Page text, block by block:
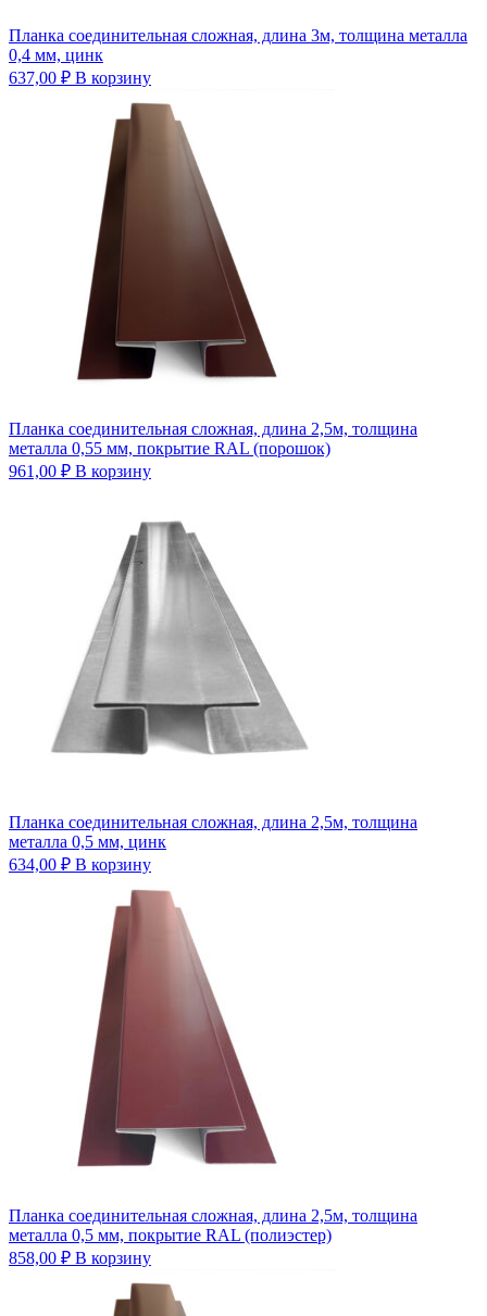
Планка соединительная сложная, длина 3м, толщина металла
0,4 мм, цинк
637,00 ₽ В корзину
Планка соединительная сложная, длина 2,5м, толщина
металла 0,55 мм, покрытие RAL (порошок)
961,00 ₽ В корзину
Планка соединительная сложная, длина 2,5м, толщина
металла 0,5 мм, цинк
634,00 ₽ В корзину
Планка соединительная сложная, длина 2,5м, толщина
металла 0,5 мм, покрытие RAL (полиэстер)
858,00 ₽ В корзину